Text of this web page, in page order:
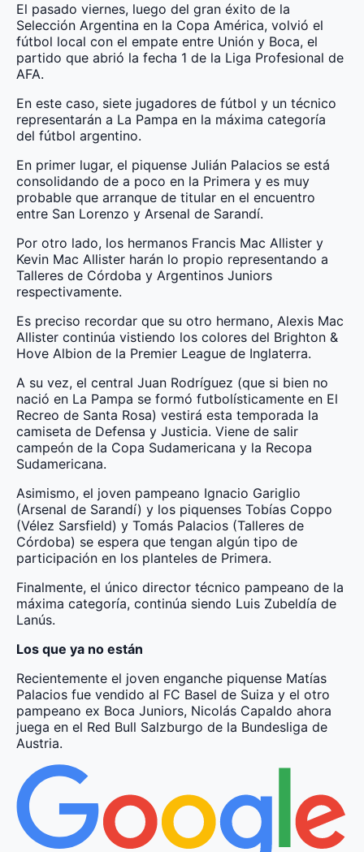
El pasado viernes, luego del gran éxito de la
Selección Argentina en la Copa América, volvió el
fútbol local con el empate entre Unión y Boca, el
partido que abrió la fecha 1 de la Liga Profesional de
AFA.
En este caso, siete jugadores de fútbol y un técnico
representarán a La Pampa en la máxima categoría
del fútbol argentino.
En primer lugar, el piquense Julián Palacios se está
consolidando de a poco en la Primera y es muy
probable que arranque de titular en el encuentro
entre San Lorenzo y Arsenal de Sarandí.
Por otro lado, los hermanos Francis Mac Allister y
Kevin Mac Allister harán lo propio representando a
Talleres de Córdoba y Argentinos Juniors
respectivamente.
Es preciso recordar que su otro hermano, Alexis Mac
Allister continúa vistiendo los colores del Brighton &
Hove Albion de la Premier League de Inglaterra.
A su vez, el central Juan Rodríguez (que si bien no
nació en La Pampa se formó futbolísticamente en El
Recreo de Santa Rosa) vestirá esta temporada la
camiseta de Defensa y Justicia. Viene de salir
campeón de la Copa Sudamericana y la Recopa
Sudamericana.
Asimismo, el joven pampeano Ignacio Gariglio
(Arsenal de Sarandí) y los piquenses Tobías Coppo
(Vélez Sarsfield) y Tomás Palacios (Talleres de
Córdoba) se espera que tengan algún tipo de
participación en los planteles de Primera.
Finalmente, el único director técnico pampeano de la
máxima categoría, continúa siendo Luis Zubeldía de
Lanús.
Los que ya no están
Recientemente el joven enganche piquense Matías
Palacios fue vendido al FC Basel de Suiza y el otro
pampeano ex Boca Juniors, Nicolás Capaldo ahora
juega en el Red Bull Salzburgo de la Bundesliga de
Austria.